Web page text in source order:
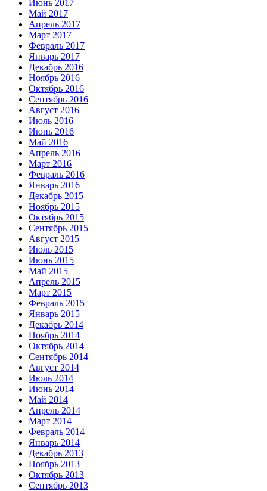
Июнь 2017
Май 2017
Апрель 2017
Март 2017
Февраль 2017
Январь 2017
Декабрь 2016
Ноябрь 2016
Октябрь 2016
Сентябрь 2016
Август 2016
Июль 2016
Июнь 2016
Май 2016
Апрель 2016
Март 2016
Февраль 2016
Январь 2016
Декабрь 2015
Ноябрь 2015
Октябрь 2015
Сентябрь 2015
Август 2015
Июль 2015
Июнь 2015
Май 2015
Апрель 2015
Март 2015
Февраль 2015
Январь 2015
Декабрь 2014
Ноябрь 2014
Октябрь 2014
Сентябрь 2014
Август 2014
Июль 2014
Июнь 2014
Май 2014
Апрель 2014
Март 2014
Февраль 2014
Январь 2014
Декабрь 2013
Ноябрь 2013
Октябрь 2013
Сентябрь 2013